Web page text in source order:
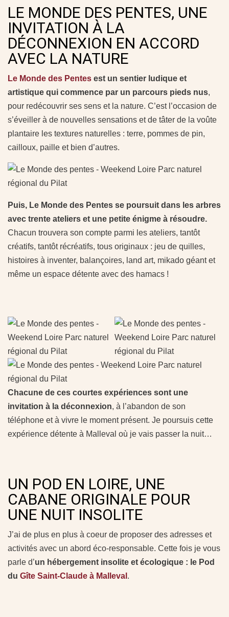
LE MONDE DES PENTES, UNE
INVITATION À LA
DÉCONNEXION EN ACCORD
AVEC LA NATURE
Le Monde des Pentes est un sentier ludique et
artistique qui commence par un parcours pieds nus,
pour redécouvrir ses sens et la nature. C’est l’occasion de
s’éveiller à de nouvelles sensations et de tâter de la voûte
plantaire les textures naturelles : terre, pommes de pin,
cailloux, paille et bien d’autres.
Puis, Le Monde des Pentes se poursuit dans les arbres
avec trente ateliers et une petite énigme à résoudre.
Chacun trouvera son compte parmi les ateliers, tantôt
créatifs, tantôt récréatifs, tous originaux : jeu de quilles,
histoires à inventer, balançoires, land art, mikado géant et
même un espace détente avec des hamacs !
Chacune de ces courtes expériences sont une
invitation à la déconnexion, à l’abandon de son
téléphone et à vivre le moment présent. Je poursuis cette
expérience détente à Malleval où je vais passer la nuit…
UN POD EN LOIRE, UNE
CABANE ORIGINALE POUR
UNE NUIT INSOLITE
J’ai de plus en plus à coeur de proposer des adresses et
activités avec un abord éco-responsable. Cette fois je vous
parle d’un hébergement insolite et écologique : le Pod
du Gîte Saint-Claude à Malleval .